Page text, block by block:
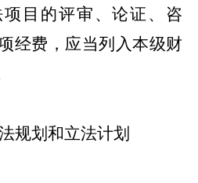
项目的评审、论证、咨
经费，应当列入本级财
规划和立法计划